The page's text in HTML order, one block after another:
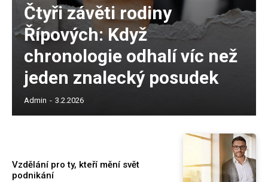
Čtyři závěti rodiny
Řípových: Když
chronologie odhalí víc než
jeden znalecký posudek
Admin - 3.2.2026
Vzdělání pro ty, kteří mění svět
podnikání